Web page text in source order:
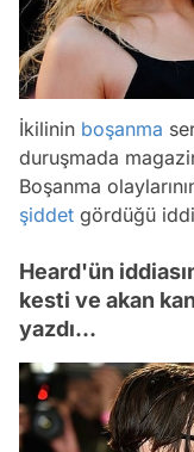
İkilinin boşanma
duruşmada
Boşanma
şiddet gördüğü
Heard'ün
kesti ve akan
yazdı...